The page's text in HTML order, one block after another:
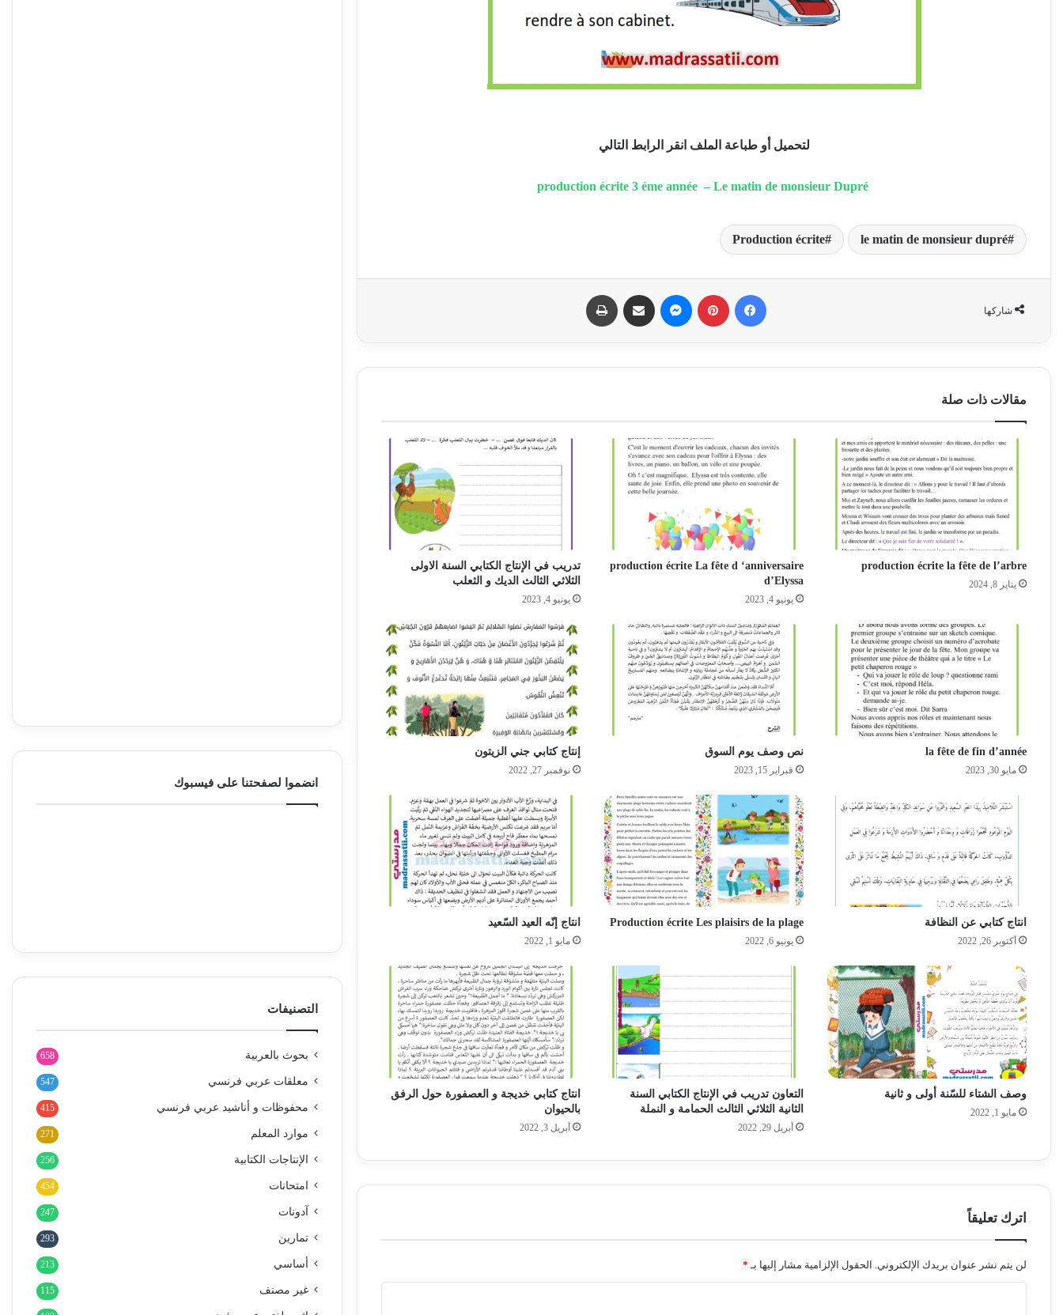
لتحميل أو طباعة الملف انقر الرابط التالي
production écrite 3 éme année – Le matin de monsieur Dupré
le matin de monsieur dupré
Production écrite
شاركها
مقالات ذات صلة
production écrite la fête de l’arbre
يناير 8, 2024
production écrite La fête d ‘anniversaire
d’Elyssa
يونيو 4, 2023
تدريب في الإنتاج الكتابي السنة الاولى
الثلاثي الثالث الديك و الثعلب
يونيو 4, 2023
la fête de fin d’année
مايو 30, 2023
نص وصف يوم السوق
فبراير 15, 2023
إنتاج كتابي جني الزيتون
نوفمبر 27, 2022
انتاج كتابي عن النظافة
أكتوبر 26, 2022
Production écrite Les plaisirs de la plage
يونيو 6, 2022
انتاج إنّه العيد السّعيد
مايو 1, 2022
وصف الشتاء للسّنة أولى و ثانية
مايو 1, 2022
التعاون تدريب في الإنتاج الكتابي السنة
الثانية الثلاثي الثالث الحمامة و النملة
أبريل 29, 2022
انتاج كتابي خديجة و العصفورة حول الرفق
بالحيوان
أبريل 3, 2022
اترك تعليقاً
لن يتم نشر عنوان بريدك الإلكتروني. الحقول الإلزامية مشار إليها بـ *
انضموا لصفحتنا على فيسبوك
التصنيفات
بحوث بالعربية 658
معلقات عربي فرنسي 547
محفوظات و أناشيد عربي فرنسي 415
موارد المعلم 271
الإنتاجات الكتابية 256
امتحانات 454
آدونات 247
تمارين 293
أساسي 213
غير مصنف 115